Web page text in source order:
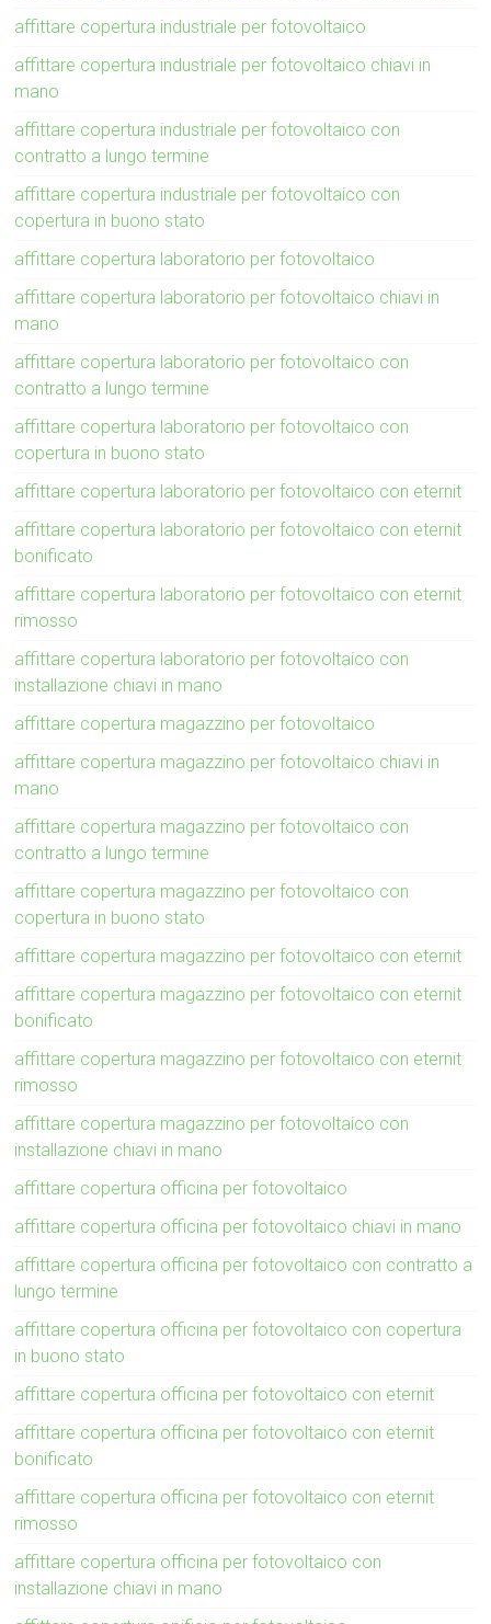
affittare copertura industriale per fotovoltaico
affittare copertura industriale per fotovoltaico chiavi in
mano
affittare copertura industriale per fotovoltaico con
contratto a lungo termine
affittare copertura industriale per fotovoltaico con
copertura in buono stato
affittare copertura laboratorio per fotovoltaico
affittare copertura laboratorio per fotovoltaico chiavi in
mano
affittare copertura laboratorio per fotovoltaico con
contratto a lungo termine
affittare copertura laboratorio per fotovoltaico con
copertura in buono stato
affittare copertura laboratorio per fotovoltaico con eternit
affittare copertura laboratorio per fotovoltaico con eternit
bonificato
affittare copertura laboratorio per fotovoltaico con eternit
rimosso
affittare copertura laboratorio per fotovoltaico con
installazione chiavi in mano
affittare copertura magazzino per fotovoltaico
affittare copertura magazzino per fotovoltaico chiavi in
mano
affittare copertura magazzino per fotovoltaico con
contratto a lungo termine
affittare copertura magazzino per fotovoltaico con
copertura in buono stato
affittare copertura magazzino per fotovoltaico con eternit
affittare copertura magazzino per fotovoltaico con eternit
bonificato
affittare copertura magazzino per fotovoltaico con eternit
rimosso
affittare copertura magazzino per fotovoltaico con
installazione chiavi in mano
affittare copertura officina per fotovoltaico
affittare copertura officina per fotovoltaico chiavi in mano
affittare copertura officina per fotovoltaico con contratto a
lungo termine
affittare copertura officina per fotovoltaico con copertura
in buono stato
affittare copertura officina per fotovoltaico con eternit
affittare copertura officina per fotovoltaico con eternit
bonificato
affittare copertura officina per fotovoltaico con eternit
rimosso
affittare copertura officina per fotovoltaico con
installazione chiavi in mano